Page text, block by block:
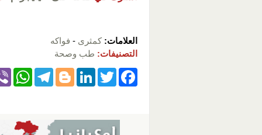
العلامات: كمثرى - فواكه
التصنيفات: طب وصحة
F
T
Li
Bl
T